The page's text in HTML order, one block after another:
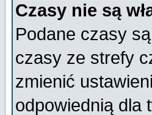
Czasy nie są
Podane czasy
czasy ze strefy
zmienić
odpowiednią dla